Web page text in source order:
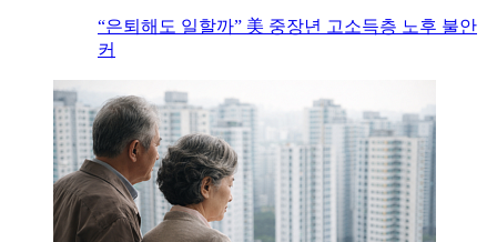
“은퇴해도 일할까” 美 중장년 고소득층 노후 불안
커